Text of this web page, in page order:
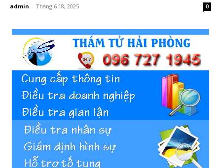
Phong,
admin - Tháng 6 18, 2025 0